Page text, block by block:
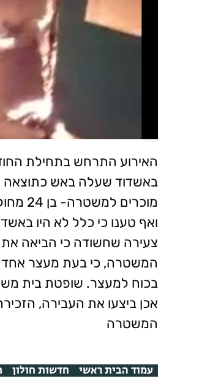
האירוע התרחש בתחילת
באשדוד שעלה באש כתוצאה
ואף טענו כי כלל לא היו
צעירה שחשודה כי הביאה
המשטרה, כי בעת מעצר אחד
בכוח למעצר. שופטת בית
אכן ביצעו את העבירה,
המשטרה
עמוד הבית ראשי חדשות חולון